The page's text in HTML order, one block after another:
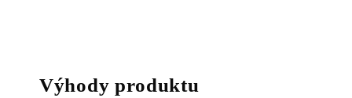
Výhody produktu